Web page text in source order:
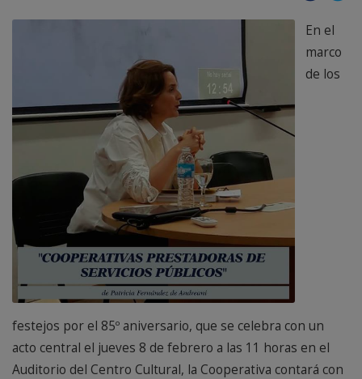
En el
marco
de los
festejos por el 85º aniversario, que se celebra con un
acto central el jueves 8 de febrero a las 11 horas en el
Auditorio del Centro Cultural, la Cooperativa contará con